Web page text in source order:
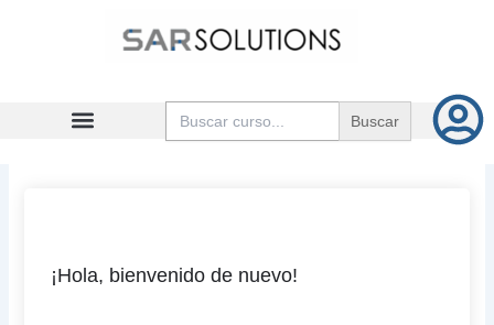
Buscar:
¡Hola, bienvenido de nuevo!